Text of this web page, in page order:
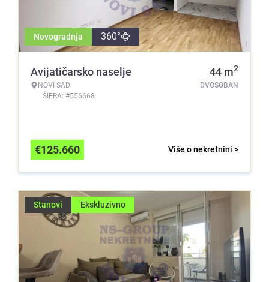
Novogradnja 360°
Avijatičarsko naselje
NOVI SAD
ŠIFRA: #556668
44 m2
DVOSOBAN
Više o nekretnini >
€125.660
Stanovi Ekskluzivno